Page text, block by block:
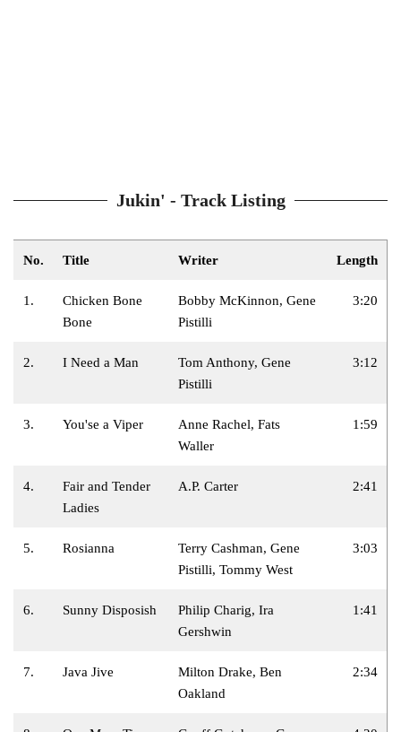
Jukin' - Track Listing
No. Title Writer Length
1.
Chicken Bone
Bone
Bobby McKinnon, Gene
Pistilli
3:20
2. I Need a Man
Tom Anthony, Gene
Pistilli
3:12
3. You'se a Viper
Anne Rachel, Fats
Waller
1:59
4.
Fair and Tender
Ladies
A.P. Carter 2:41
5. Rosianna
Terry Cashman, Gene
Pistilli, Tommy West
3:03
6. Sunny Disposish
Philip Charig, Ira
Gershwin
1:41
7. Java Jive
Milton Drake, Ben
Oakland
2:34